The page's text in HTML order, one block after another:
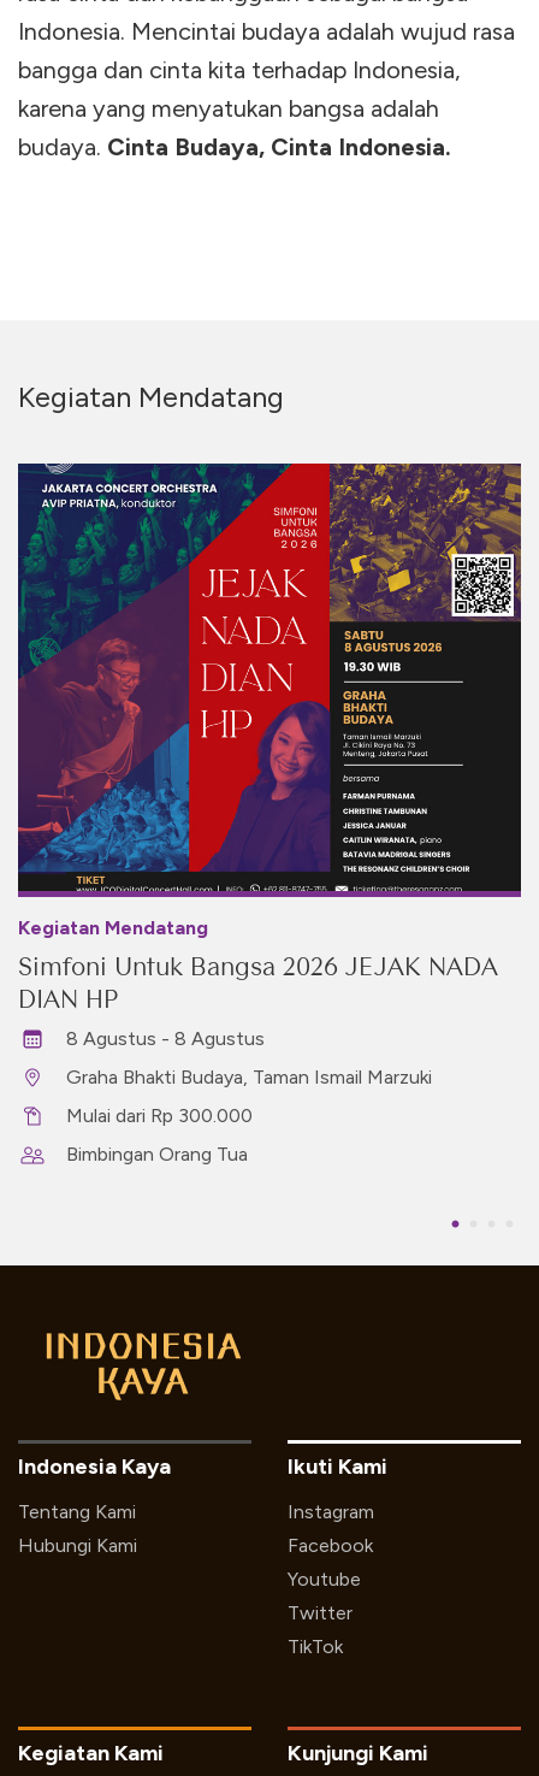
Indonesia. Mencintai budaya adalah wujud rasa
bangga dan cinta kita terhadap Indonesia,
karena yang menyatukan bangsa adalah
budaya. Cinta Budaya, Cinta Indonesia.
Kegiatan Mendatang
Kegiatan Mendatang
Simfoni Untuk Bangsa 2026 JEJAK NADA
DIAN HP
8 Agustus - 8 Agustus
Graha Bhakti Budaya, Taman Ismail Marzuki
Mulai dari Rp 300.000
Bimbingan Orang Tua
Indonesia Kaya
Tentang Kami
Hubungi Kami
Ikuti Kami
Instagram
Facebook
Youtube
Twitter
TikTok
Kegiatan Kami Kunjungi Kami